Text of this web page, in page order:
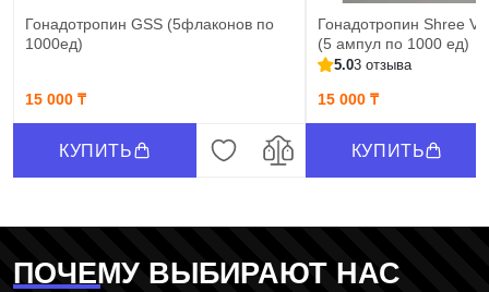
Гонадотропин GSS (5флаконов по
1000ед)
15 000 ₸
КУПИТЬ
Гонадотропин Shree
(5 ампул по 1000 ед)
5.03 отзыва
15 000 ₸
КУПИТЬ
ПОЧЕМУ ВЫБИРАЮТ НАС